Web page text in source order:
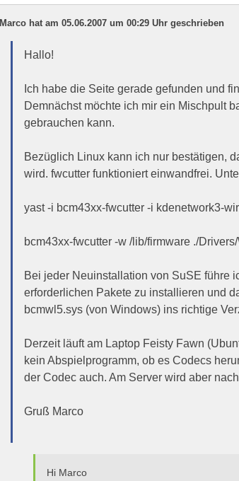
Marco hat am 05.06.2007 um 00:29 Uhr geschrieben
Hallo!
Ich habe die Seite gerade gefunden und
Demnächst möchte ich mir ein Mischpult
gebrauchen kann.
Bezüglich Linux kann ich nur bestätigen,
wird. fwcutter funktioniert einwandfrei.
yast -i bcm43xx-fwcutter -i kdenetwork3-
bcm43xx-fwcutter -w /lib/firmware ./
Bei jeder Neuinstallation von SuSE führe
erforderlichen Pakete zu installieren und
bcmwl5.sys (von Windows) ins richtige
Derzeit läuft am Laptop Feisty Fawn
kein Abspielprogramm, ob es Codecs
der Codec auch. Am Server wird aber
Gruß Marco
Hi Marco